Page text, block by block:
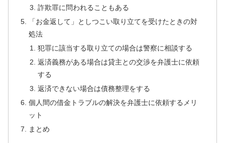
詐欺罪に問われることもある
「お金返して」としつこい取り立てを受けたときの対
処法
犯罪に該当する取り立ての場合は警察に相談する
返済義務がある場合は貸主との交渉を弁護士に依頼
する
返済できない場合は債務整理をする
個人間の借金トラブルの解決を弁護士に依頼するメリ
ット
まとめ